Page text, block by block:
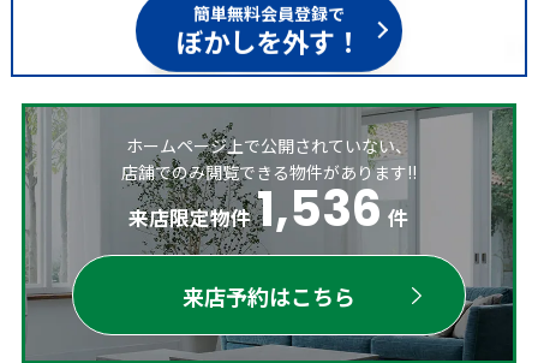
簡単無料会員登録で
ぼかしを外す！
ホームページ上で公開されていない、
店舗でのみ閲覧できる物件があります!!
来店限定物件 1,536 件
来店予約はこちら